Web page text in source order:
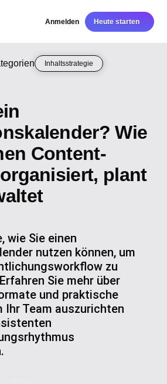
Anmelden Heute starten
Inhaltsstrategie
Wie
Content-
plant
wie Sie einen
nutzen können, um
zu
Sie mehr über
und praktische
Ihr Team auszurichten